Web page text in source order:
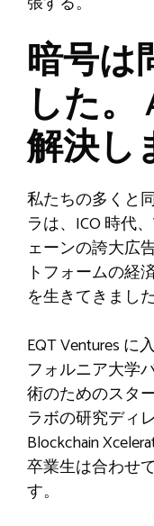
暗号は
した。
解決し
私たちの多くと
ラは、ICO 時代
ェーンの誇大広
トフォームの経
を生きてきました
EQT Ventures に
フォルニア大学
術のためのスタ
ラボの研究ディ
Blockchain
卒業生は合わせ
す。